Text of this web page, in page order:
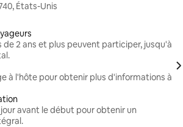
États-Unis
de 2 ans et plus peuvent participer, jusqu'à
à l'hôte pour obtenir plus d'informations à
avant le début pour obtenir un